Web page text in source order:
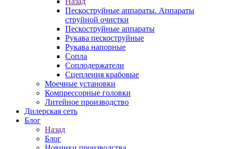
Пескоструйные аппараты. Аппараты
струйной очистки
Пескоструйные аппараты
Рукава пескоструйные
Рукава напорные
Сопла
Соплодержатели
Сцепления крабовые
Моечные установки
Компрессорные головки
Литейное производство
Дилерская сеть
Блог
Назад
Блог